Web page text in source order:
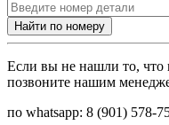
Найти по номеру
Если вы не нашли то, что
позвоните нашим
по whatsapp: 8 (901) 578-